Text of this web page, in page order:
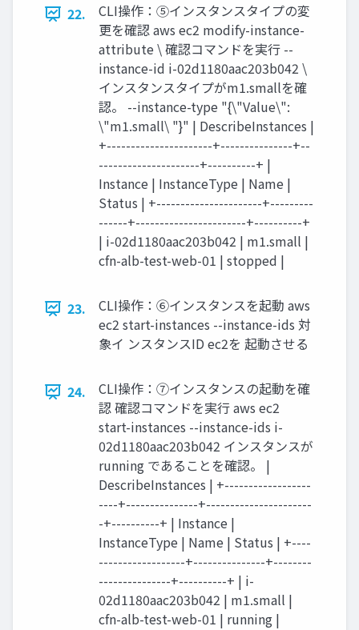
22.
CLI操作：⑤インスタンスタイプの変
更を確認 aws ec2 modify-instance-
attribute \ 確認コマンドを実行 --
instance-id i-02d1180aac203b042 \
インスタンスタイプがm1.smallを確
認。 --instance-type "{\"Value\":
\"m1.small\ "}" | DescribeInstances |
+----------------------+---------------+--
---------------------+----------+ |
Instance | InstanceType | Name |
Status | +----------------------+---------
------+-----------------------+----------+
| i-02d1180aac203b042 | m1.small |
cfn-alb-test-web-01 | stopped |
23.
CLI操作：⑥インスタンスを起動 aws
ec2 start-instances --instance-ids 対
象イ ンスタンスID ec2を 起動させる
24.
CLI操作：⑦インスタンスの起動を確
認 確認コマンドを実行 aws ec2
start-instances --instance-ids i-
02d1180aac203b042 インスタンスが
running であることを確認。 |
DescribeInstances | +------------------
----+---------------+----------------------
-+----------+ | Instance |
InstanceType | Name | Status | +----
------------------+---------------+--------
---------------+----------+ | i-
02d1180aac203b042 | m1.small |
cfn-alb-test-web-01 | running |